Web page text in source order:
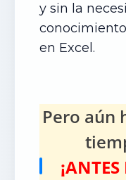
y sin la
en Excel.
Pero aún